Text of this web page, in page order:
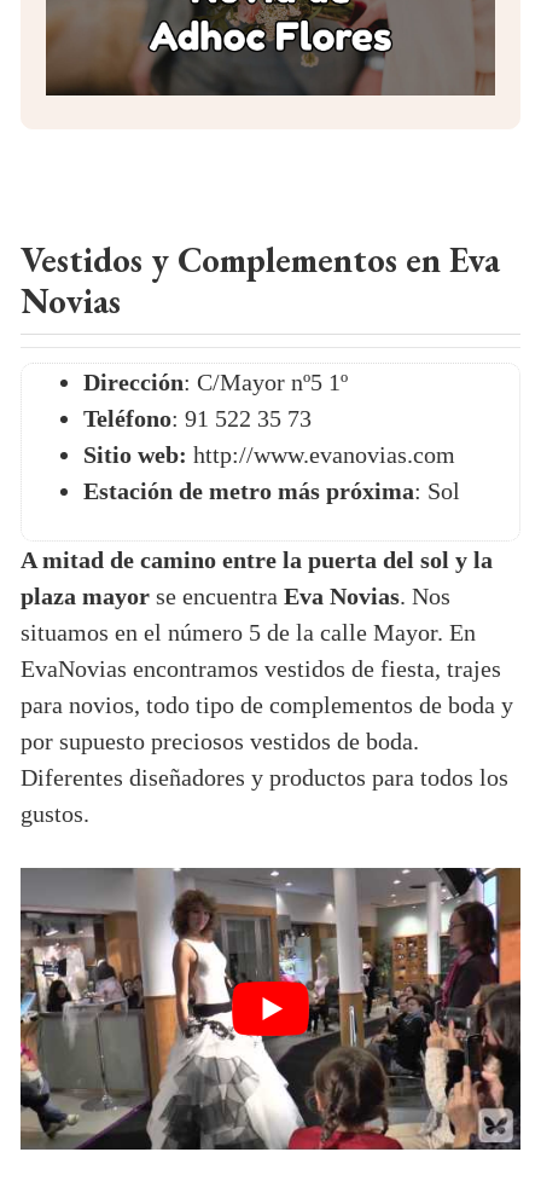
Vestidos y Complementos en Eva
Novias
Dirección: C/Mayor nº5 1º
Teléfono: 91 522 35 73
Sitio web: http://www.evanovias.com
Estación de metro más próxima: Sol
A mitad de camino entre la puerta del sol y la
plaza mayor se encuentra Eva Novias. Nos
situamos en el número 5 de la calle Mayor. En
EvaNovias encontramos vestidos de fiesta, trajes
para novios, todo tipo de complementos de boda y
por supuesto preciosos vestidos de boda.
Diferentes diseñadores y productos para todos los
gustos.